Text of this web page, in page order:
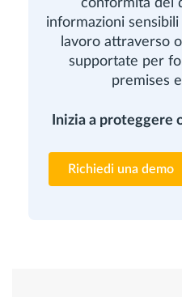
informazioni
lavoro attraverso
supportate per
premises
Inizia a
Richiedi una demo